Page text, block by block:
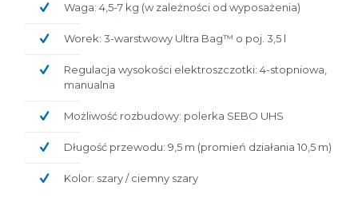
Waga: 4,5-7 kg (w zależności od wyposażenia)
Worek: 3-warstwowy Ultra Bag™ o poj. 3,5 l
Regulacja wysokości elektroszczotki: 4-stopniowa,
manualna
Możliwość rozbudowy: polerka SEBO UHS
Długość przewodu: 9,5 m (promień działania 10,5 m)
Kolor: szary / ciemny szary